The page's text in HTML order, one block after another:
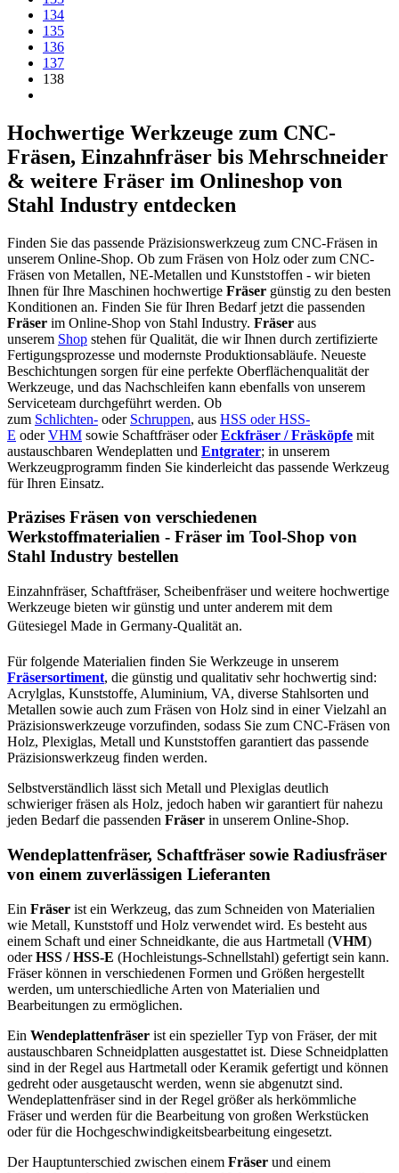
134
135
136
137
138
Hochwertige Werkzeuge zum CNC-
Fräsen, Einzahnfräser bis Mehrschneider
& weitere Fräser im Onlineshop von
Stahl Industry entdecken
Finden Sie das passende Präzisionswerkzeug zum CNC-Fräsen in
unserem Online-Shop. Ob zum Fräsen von Holz oder zum CNC-
Fräsen von Metallen, NE-Metallen und Kunststoffen - wir bieten
Ihnen für Ihre Maschinen hochwertige Fräser günstig zu den besten
Konditionen an. Finden Sie für Ihren Bedarf jetzt die passenden
Fräser im Online-Shop von Stahl Industry. Fräser aus
unserem Shop stehen für Qualität, die wir Ihnen durch zertifizierte
Fertigungsprozesse und modernste Produktionsabläufe. Neueste
Beschichtungen sorgen für eine perfekte Oberflächenqualität der
Werkzeuge, und das Nachschleifen kann ebenfalls von unserem
Serviceteam durchgeführt werden. Ob
zum Schlichten- oder Schruppen, aus HSS oder HSS-
E oderVHM sowie Schaftfräser oderEckfräser / Fräsköpfe mit
austauschbaren Wendeplatten und Entgrater; in unserem
Werkzeugprogramm finden Sie kinderleicht das passende Werkzeug
für Ihren Einsatz.
Präzises Fräsen von verschiedenen
Werkstoffmaterialien - Fräser im Tool-Shop von
Stahl Industry bestellen
Einzahnfräser, Schaftfräser, Scheibenfräser und weitere hochwertige
Werkzeuge bieten wir günstig und unter anderem mit dem
Gütesiegel Made in Germany-Qualität an.
Für folgende Materialien finden Sie Werkzeuge in unserem
Fräsersortiment, die günstig und qualitativ sehr hochwertig sind:
Acrylglas, Kunststoffe, Aluminium, VA, diverse Stahlsorten und
Metallen sowie auch zum Fräsen von Holz sind in einer Vielzahl an
Präzisionswerkzeuge vorzufinden, sodass Sie zum CNC-Fräsen von
Holz, Plexiglas, Metall und Kunststoffen garantiert das passende
Präzisionswerkzeug finden werden.
Selbstverständlich lässt sich Metall und Plexiglas deutlich
schwieriger fräsen als Holz, jedoch haben wir garantiert für nahezu
jeden Bedarf die passenden Fräser in unserem Online-Shop.
Wendeplattenfräser, Schaftfräser sowie Radiusfräser
von einem zuverlässigen Lieferanten
Ein Fräser ist ein Werkzeug, das zum Schneiden von Materialien
wie Metall, Kunststoff und Holz verwendet wird. Es besteht aus
einem Schaft und einer Schneidkante, die aus Hartmetall (VHM)
oderHSS / HSS-E (Hochleistungs-Schnellstahl) gefertigt sein kann.
Fräser können in verschiedenen Formen und Größen hergestellt
werden, um unterschiedliche Arten von Materialien und
Bearbeitungen zu ermöglichen.
Ein Wendeplattenfräser ist ein spezieller Typ von Fräser, der mit
austauschbaren Schneidplatten ausgestattet ist. Diese Schneidplatten
sind in der Regel aus Hartmetall oder Keramik gefertigt und können
gedreht oder ausgetauscht werden, wenn sie abgenutzt sind.
Wendeplattenfräser sind in der Regel größer als herkömmliche
Fräser und werden für die Bearbeitung von großen Werkstücken
oder für die Hochgeschwindigkeitsbearbeitung eingesetzt.
Der Hauptunterschied zwischen einem Fräser und einem